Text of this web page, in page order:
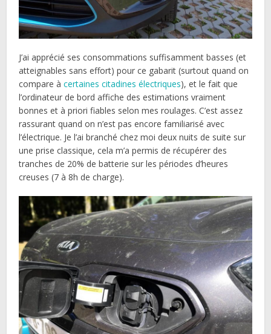
J’ai apprécié ses consommations suffisamment basses (et
atteignables sans effort) pour ce gabarit (surtout quand on
compare àcertaines citadines électriques), et le fait que
l’ordinateur de bord affiche des estimations vraiment
bonnes et à priori fiables selon mes roulages. C’est assez
rassurant quand on n’est pas encore familiarisé avec
l’électrique. Je l’ai branché chez moi deux nuits de suite sur
une prise classique, cela m’a permis de récupérer des
tranches de 20% de batterie sur les périodes d’heures
creuses (7 à 8h de charge).